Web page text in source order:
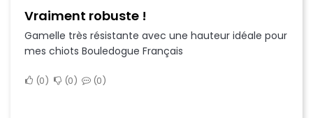
Vraiment robuste !
Gamelle très résistante avec une hauteur idéale pour
mes chiots Bouledogue Français
0 0 0